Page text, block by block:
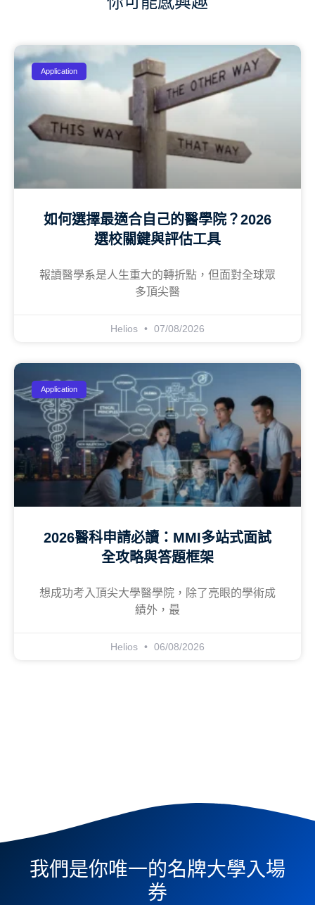
Application
如何選擇最適合自己的醫學院？2026
選校關鍵與評估工具
報讀醫學系是人生重大的轉折點，但面對全球眾
多頂尖醫
Helios 07/08/2026
Application
2026醫科申請必讀：MMI多站式面試
全攻略與答題框架
想成功考入頂尖大學醫學院，除了亮眼的學術成
績外，最
Helios 06/08/2026
我們是你唯一的名牌大學入場
券